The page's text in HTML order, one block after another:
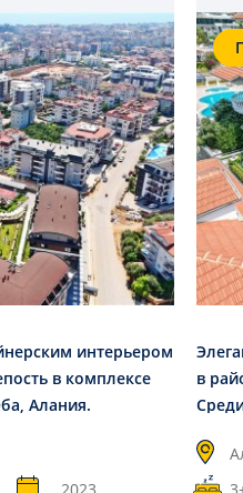
интерьером
в комплексе
Алания.
в